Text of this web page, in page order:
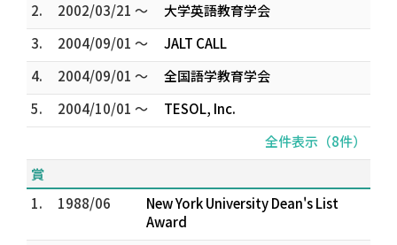
2. 2002/03/21 ～
大学英語教育学会
3.
2004/09/01 ～
JALT CALL
4.
2004/09/01 ～
全国語学教育学会
5.
2004/10/01 ～
TESOL, Inc.
全件表示（8件）
賞
1.
1988/06
New York University Dean's List
Award